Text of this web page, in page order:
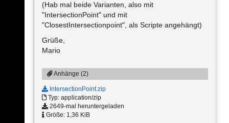
(Hab mal beide Varianten, also mit
"IntersectionPoint" und mit
"ClosestIntersectionpoint", als Scripte angehängt)
Grüße,
Mario
Anhänge (2)
IntersectionPoint.zip
Typ: application/zip
2649-mal heruntergeladen
Größe: 1,36 KiB